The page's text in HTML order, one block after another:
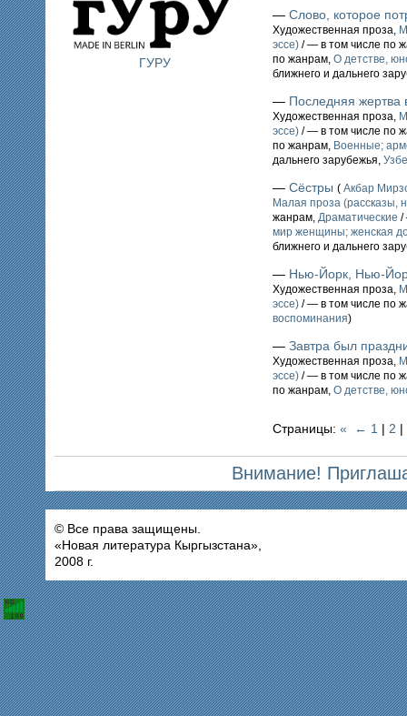
ГУРУ
— Слово, которое
Художественная проза,
эссе) / — в том числе по
по жанрам, О детстве,
ближнего и дальнего
— Последняя жертва
Художественная проза,
эссе) / — в том числе по
по жанрам, Военные;
дальнего зарубежья,
— Сёстры ( Акбар
Малая проза (рассказы,
жанрам, Драматические /
мир женщины; женская
ближнего и дальнего
— Нью-Йорк, Нью-
Художественная проза,
эссе) / — в том числе по
воспоминания)
— Завтра был
Художественная проза,
эссе) / — в том числе по
по жанрам, О детстве,
Страницы: « ← 1 | 2 |
Внимание!
© Все права защищены.
«Новая литература Кыргызстана»,
2008 г.